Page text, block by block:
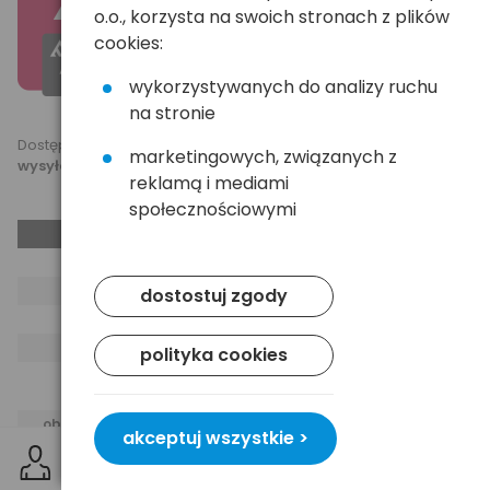
komplet baterii wystarcz na 72
godziny świecenia.
Dostępne kolory - zielony, czerwony, fioletowy, niebieski,
wysyłane losowo.
źródło światła
5x LED
zasilanie
bateryjne
rodzaj baterii
R6/AA
baterie w
obudowa latarki
12,5cm x 8,5cm
o.o., korzysta na swoich stronach z plików
cookies:
wykorzystywanych do analizy ruchu
na stronie
marketingowych, związanych z
reklamą i mediami
społecznościowymi
dostostuj zgody
polityka cookies
akceptuj wszystkie >